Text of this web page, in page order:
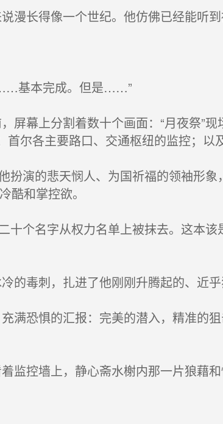
长得像一个世纪。他仿佛已经能听到
基本完成。但是……”
屏幕上分割着数十个画面：“月夜祭”
首尔各主要路口、交通枢纽的监控；以
扮演的悲天悯人、为国祈福的领袖形
酷和掌控欲。
十个名字从权力名单上被抹去。这本
毒刺，扎进了他刚刚升腾起的、近乎
满恐惧的汇报：完美的潜入，精准的
监控墙上，静心斋水榭内那一片狼藉